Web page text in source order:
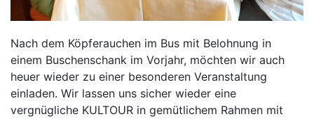
Nach dem Köpferauchen im Bus mit Belohnung in
einem Buschenschank im Vorjahr, möchten wir auch
heuer wieder zu einer besonderen Veranstaltung
einladen. Wir lassen uns sicher wieder eine
vergnügliche KULTOUR in gemütlichem Rahmen mit